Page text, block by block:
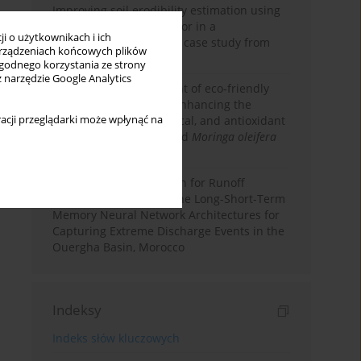
o użytkownikach i ich
końcowych plików
korzystania ze strony
Google Analytics
przeglądarki może wpłynąć na
Improving soil erodibility estimation using
a plasticity-based K factor in a
Mediterranean basin: A case study from
northern Morocco
Comparative assessment of eco-friendly
priming strategies for enhancing the
nutritional, phytochemical, and antioxidant
properties of germinated Moringa oleifera
Deep Learning Approach for Runoff
Prediction: Evaluating the Long-Short-Term
Memory Neural Network Architectures for
Capturing Extreme Discharge Events in the
Ouergha Basin, Morocco
Indeksy
Indeks słów kluczowych